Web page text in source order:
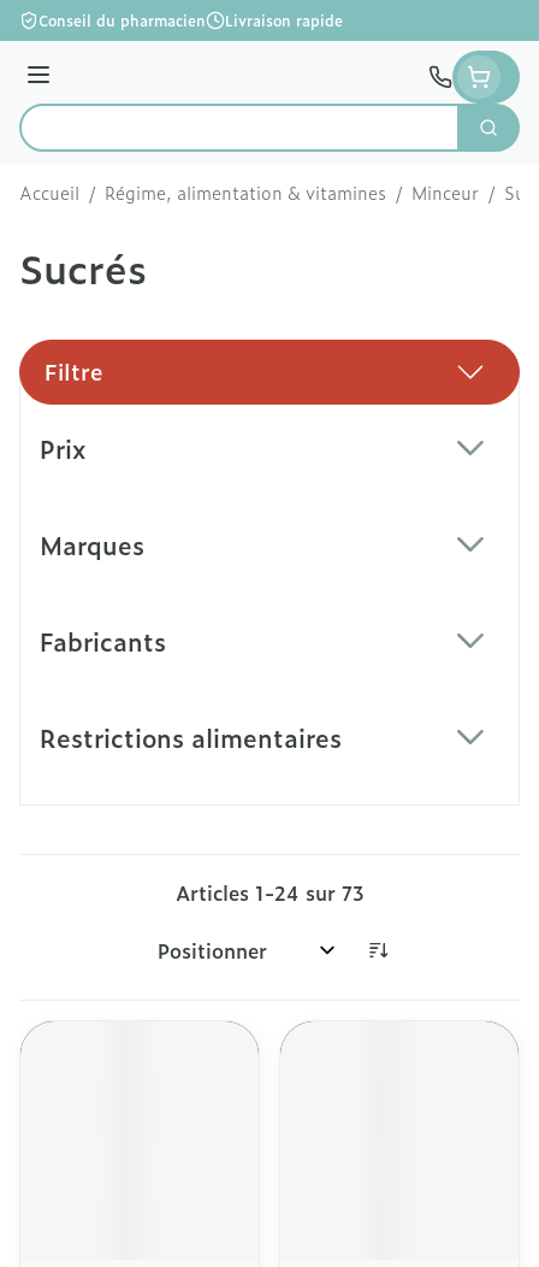
Aller au contenu
Conseil du pharmacien Livraison rapide
Menu
Rechercher
Accueil / Régime, alimentation & vitamines / Minceur /
Sucrés
Filtre
Prix
Marques
Fabricants
Restrictions alimentaires
Articles 1-24 sur 73
Trier par: